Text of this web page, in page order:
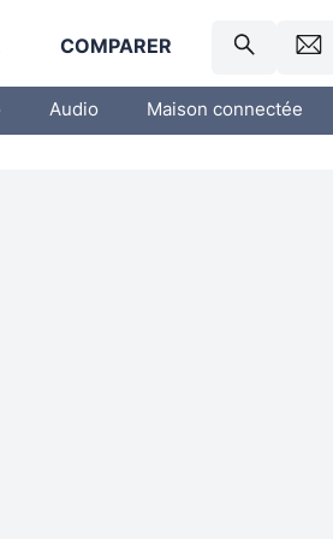
COMPARER
Audio Maison connectée